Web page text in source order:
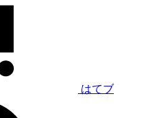
はてブ